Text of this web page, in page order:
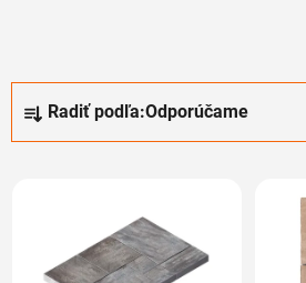
R
a
d
Radiť podľa:Odporúčame